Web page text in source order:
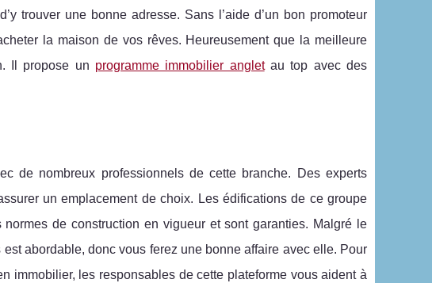
trouver une bonne adresse. Sans l’aide d’un bon promoteur
la maison de vos rêves. Heureusement que la meilleure
Il propose un programme immobilier angletau top avec des
de nombreux professionnels de cette branche. Des experts
un emplacement de choix. Les édifications de ce groupe
de construction en vigueur et sont garanties. Malgré le
abordable, donc vous ferez une bonne affaire avec elle. Pour
immobilier, les responsables de cette plateforme vous aident à